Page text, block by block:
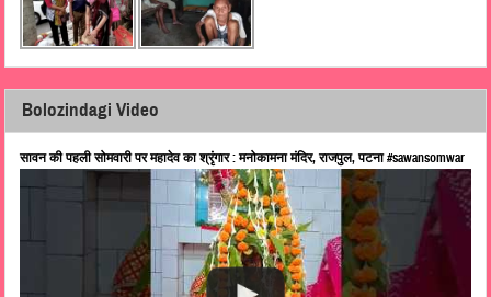
Bolozindagi Video
सावन की पहली सोमवारी पर महादेव का श्रृंगार : मनोकामना मंदिर, राजपुल, पटना #sawansomwar